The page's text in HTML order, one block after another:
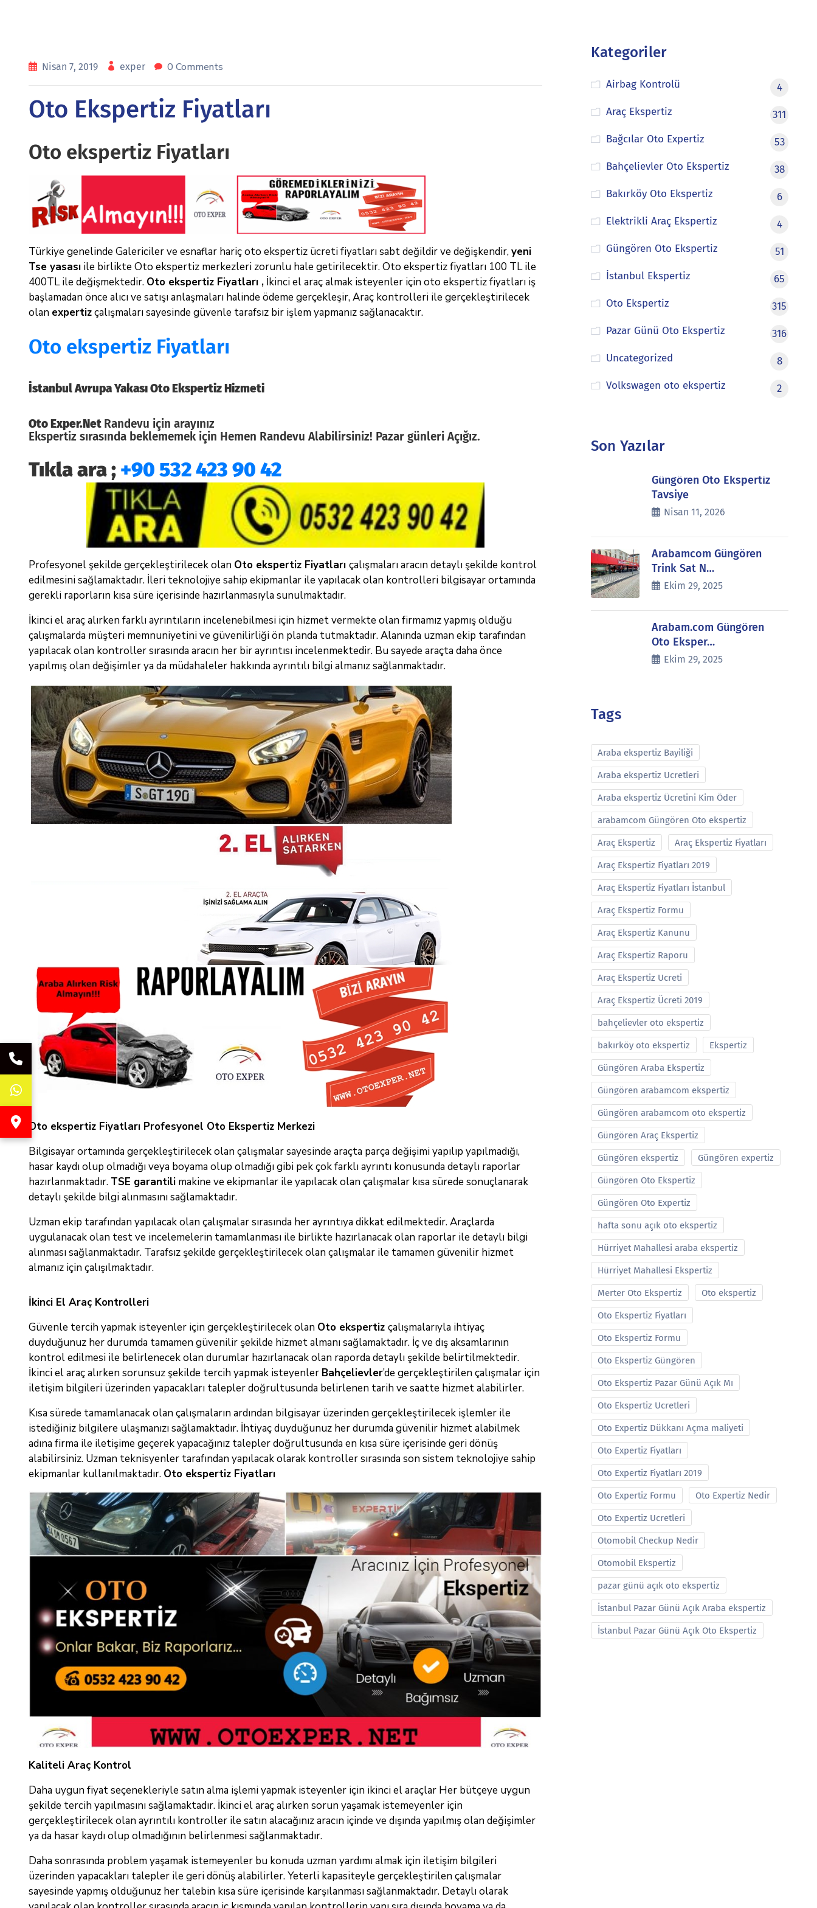
Nisan 7, 2019 exper 0 Comments
Oto Ekspertiz Fiyatları
Oto ekspertiz Fiyatları
Türkiye genelinde Galericiler ve esnaflar hariç oto ekspertiz ücreti fiyatları sabt değildir ve değişkendir,yeni
Tse yasası ile birlikte Oto ekspertiz merkezleri zorunlu hale getirilecektir. Oto ekspertiz fiyatları 100 TL ile
400TL ile değişmektedir. Oto ekspertiz Fiyatları , İkinci el araç almak isteyenler için oto ekspertiz fiyatları iş
başlamadan önce alıcı ve satışı anlaşmaları halinde ödeme gerçekleşir, Araç kontrolleri ile gerçekleştirilecek
olan expertizçalışmaları sayesinde güvenle tarafsız bir işlem yapmanız sağlanacaktır.
Oto ekspertiz Fiyatları
İstanbul Avrupa Yakası Oto Ekspertiz Hizmeti
Oto Exper.Net Randevu için arayınız
Ekspertiz sırasında beklememek için Hemen Randevu Alabilirsiniz! Pazar günleri Açığız.
Tıkla ara ; +90 532 423 90 42
Profesyonel şekilde gerçekleştirilecek olan Oto ekspertiz Fiyatları çalışmaları aracın detaylı şekilde kontrol
edilmesini sağlamaktadır. İleri teknolojiye sahip ekipmanlar ile yapılacak olan kontrolleri bilgisayar ortamında
gerekli raporların kısa süre içerisinde hazırlanmasıyla sunulmaktadır.
İkinci el araç alırken farklı ayrıntıların incelenebilmesi için hizmet vermekte olan firmamız yapmış olduğu
çalışmalarda müşteri memnuniyetini ve güvenilirliği ön planda tutmaktadır. Alanında uzman ekip tarafından
yapılacak olan kontroller sırasında aracın her bir ayrıntısı incelenmektedir. Bu sayede araçta daha önce
yapılmış olan değişimler ya da müdahaleler hakkında ayrıntılı bilgi almanız sağlanmaktadır.
Oto ekspertiz Fiyatları Profesyonel Oto Ekspertiz Merkezi
Bilgisayar ortamında gerçekleştirilecek olan çalışmalar sayesinde araçta parça değişimi yapılıp yapılmadığı,
hasar kaydı olup olmadığı veya boyama olup olmadığı gibi pek çok farklı ayrıntı konusunda detaylı raporlar
hazırlanmaktadır. TSE garantili makine ve ekipmanlar ile yapılacak olan çalışmalar kısa sürede sonuçlanarak
detaylı şekilde bilgi alınmasını sağlamaktadır.
Uzman ekip tarafından yapılacak olan çalışmalar sırasında her ayrıntıya dikkat edilmektedir. Araçlarda
uygulanacak olan test ve incelemelerin tamamlanması ile birlikte hazırlanacak olan raporlar ile detaylı bilgi
alınması sağlanmaktadır. Tarafsız şekilde gerçekleştirilecek olan çalışmalar ile tamamen güvenilir hizmet
almanız için çalışılmaktadır.
İkinci El Araç Kontrolleri
Güvenle tercih yapmak isteyenler için gerçekleştirilecek olan Oto ekspertiz çalışmalarıyla ihtiyaç
duyduğunuz her durumda tamamen güvenilir şekilde hizmet almanı sağlamaktadır. İç ve dış aksamlarının
kontrol edilmesi ile belirlenecek olan durumlar hazırlanacak olan raporda detaylı şekilde belirtilmektedir.
İkinci el araç alırken sorunsuz şekilde tercih yapmak isteyenler Bahçelievler’de gerçekleştirilen çalışmalar için
iletişim bilgileri üzerinden yapacakları talepler doğrultusunda belirlenen tarih ve saatte hizmet alabilirler.
Kısa sürede tamamlanacak olan çalışmaların ardından bilgisayar üzerinden gerçekleştirilecek işlemler ile
istediğiniz bilgilere ulaşmanızı sağlamaktadır. İhtiyaç duyduğunuz her durumda güvenilir hizmet alabilmek
adına firma ile iletişime geçerek yapacağınız talepler doğrultusunda en kısa süre içerisinde geri dönüş
alabilirsiniz. Uzman teknisyenler tarafından yapılacak olarak kontroller sırasında son sistem teknolojiye sahip
ekipmanlar kullanılmaktadır. Oto ekspertiz Fiyatları
Kaliteli Araç Kontrol
Daha uygun fiyat seçenekleriyle satın alma işlemi yapmak isteyenler için ikinci el araçlar Her bütçeye uygun
şekilde tercih yapılmasını sağlamaktadır. İkinci el araç alırken sorun yaşamak istemeyenler için
gerçekleştirilecek olan ayrıntılı kontroller ile satın alacağınız aracın içinde ve dışında yapılmış olan değişimler
ya da hasar kaydı olup olmadığının belirlenmesi sağlanmaktadır.
Daha sonrasında problem yaşamak istemeyenler bu konuda uzman yardımı almak için iletişim bilgileri
üzerinden yapacakları talepler ile geri dönüş alabilirler. Yeterli kapasiteyle gerçekleştirilen çalışmalar
sayesinde yapmış olduğunuz her talebin kısa süre içerisinde karşılanması sağlanmaktadır. Detaylı olarak
Kategoriler
Airbag Kontrolü
4
Araç Ekspertiz
311
Bağcılar Oto Expertiz
53
Bahçelievler Oto Ekspertiz
38
Bakırköy Oto Ekspertiz
6
Elektrikli Araç Ekspertiz
4
Güngören Oto Ekspertiz
51
İstanbul Ekspertiz
65
Oto Ekspertiz
315
Pazar Günü Oto Ekspertiz
316
Uncategorized
8
Volkswagen oto ekspertiz
2
Son Yazılar
Güngören Oto Ekspertiz
Tavsiye
Nisan 11, 2026
Arabamcom Güngören
Trink Sat N…
Ekim 29, 2025
Arabam.com Güngören
Oto Eksper…
Ekim 29, 2025
Tags
Araba ekspertiz Bayiliği
Araba ekspertiz Ucretleri
Araba ekspertiz Ücretini Kim Öder
arabamcom Güngören Oto ekspertiz
Araç Ekspertiz Araç Ekspertiz Fiyatları
Araç Ekspertiz Fiyatları 2019
Araç Ekspertiz Fiyatları İstanbul
Araç Ekspertiz Formu
Araç Ekspertiz Kanunu
Araç Ekspertiz Raporu
Araç Ekspertiz Ucreti
Araç Ekspertiz Ücreti 2019
bahçelievler oto ekspertiz
bakırköy oto ekspertiz Ekspertiz
Güngören Araba Ekspertiz
Güngören arabamcom ekspertiz
Güngören arabamcom oto ekspertiz
Güngören Araç Ekspertiz
Güngören ekspertiz Güngören expertiz
Güngören Oto Ekspertiz
Güngören Oto Expertiz
hafta sonu açık oto ekspertiz
Hürriyet Mahallesi araba ekspertiz
Hürriyet Mahallesi Ekspertiz
Merter Oto Ekspertiz Oto ekspertiz
Oto Ekspertiz Fiyatları
Oto Ekspertiz Formu
Oto Ekspertiz Güngören
Oto Ekspertiz Pazar Günü Açık Mı
Oto Ekspertiz Ucretleri
Oto Expertiz Dükkanı Açma maliyeti
Oto Expertiz Fiyatları
Oto Expertiz Fiyatları 2019
Oto Expertiz Formu Oto Expertiz Nedir
Oto Expertiz Ucretleri
Otomobil Checkup Nedir
Otomobil Ekspertiz
pazar günü açık oto ekspertiz
İstanbul Pazar Günü Açık Araba ekspertiz
İstanbul Pazar Günü Açık Oto Ekspertiz